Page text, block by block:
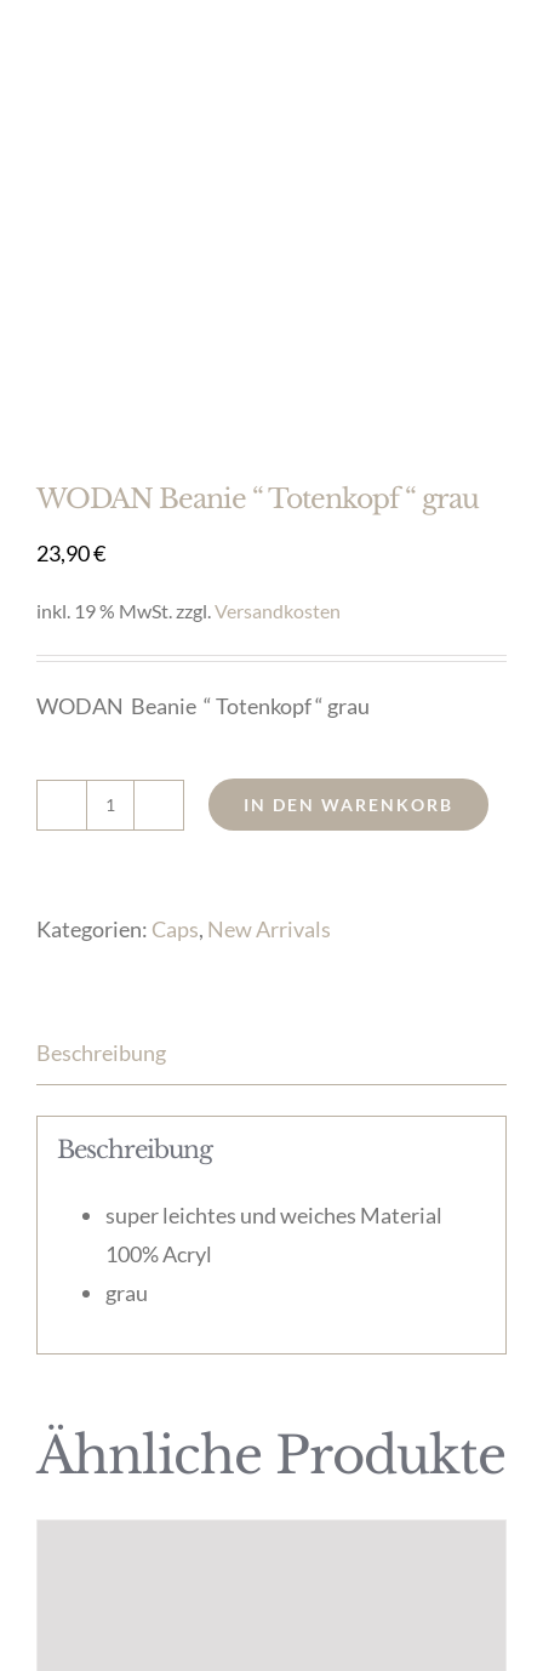
WODAN Beanie “ Totenkopf “ grau
23,90€
inkl. 19 % MwSt.zzgl.Versandkosten
WODAN Beanie “ Totenkopf “ grau
Totenkopf
Menge
IN DEN WARENKORB
Kategorien: Caps, New Arrivals
Beschreibung
Beschreibung
super leichtes und weiches Material
100% Acryl
grau
Ähnliche Produkte